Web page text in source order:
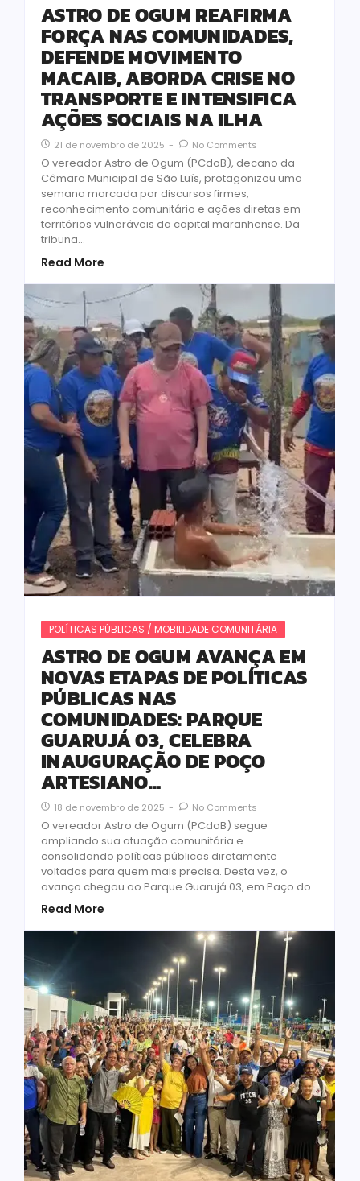
ASTRO DE OGUM REAFIRMA
FORÇA NAS COMUNIDADES,
DEFENDE MOVIMENTO
MACAIB, ABORDA CRISE NO
TRANSPORTE E INTENSIFICA
AÇÕES SOCIAIS NA ILHA
21 de novembro de 2025 - No Comments
O vereador Astro de Ogum (PCdoB), decano da
Câmara Municipal de São Luís, protagonizou uma
semana marcada por discursos firmes,
reconhecimento comunitário e ações diretas em
territórios vulneráveis da capital maranhense. Da
tribuna...
Read More
POLÍTICAS PÚBLICAS / MOBILIDADE COMUNITÁRIA
ASTRO DE OGUM AVANÇA EM
NOVAS ETAPAS DE POLÍTICAS
PÚBLICAS NAS
COMUNIDADES: PARQUE
GUARUJÁ 03, CELEBRA
INAUGURAÇÃO DE POÇO
ARTESIANO…
18 de novembro de 2025 - No Comments
O vereador Astro de Ogum (PCdoB) segue
ampliando sua atuação comunitária e
consolidando políticas públicas diretamente
voltadas para quem mais precisa. Desta vez, o
avanço chegou ao Parque Guarujá 03, em Paço do...
Read More